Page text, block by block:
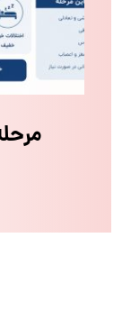
مرحله ۱ بیماری